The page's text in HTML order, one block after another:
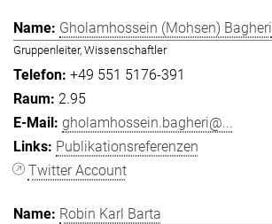
Gholamhossein (Mohsen) Bagheri
Gruppenleiter, Wissenschaftler
+49 551 5176-391
2.95
gholamhossein.bagheri@...
Publikationsreferenzen
Twitter Account
Robin Karl Barta